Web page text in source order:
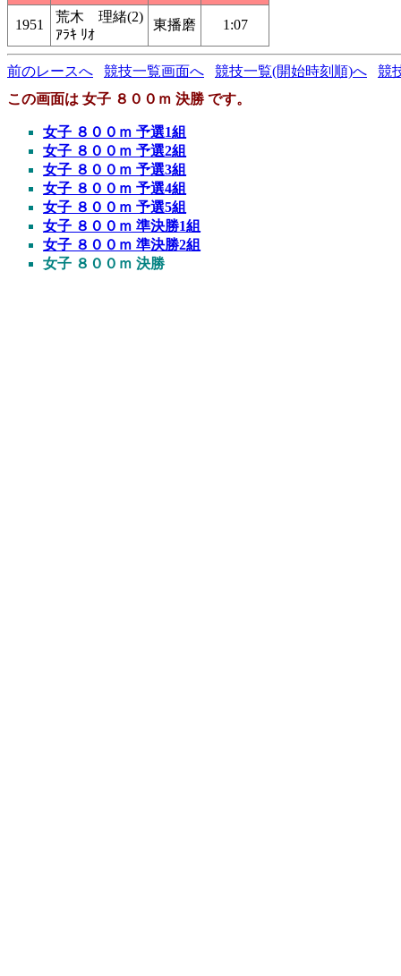
1951
荒木 理緒(2)
ｱﾗｷ ﾘｵ
東播磨 1:07
前のレースへ 競技一覧画面へ 競技一覧(開始時刻順)へ
競
この画面は 女子 ８００ｍ 決勝 です。
女子 ８００ｍ 予選1組
女子 ８００ｍ 予選2組
女子 ８００ｍ 予選3組
女子 ８００ｍ 予選4組
女子 ８００ｍ 予選5組
女子 ８００ｍ 準決勝1組
女子 ８００ｍ 準決勝2組
女子 ８００ｍ 決勝